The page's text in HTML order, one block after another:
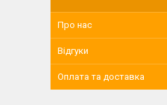
Про нас
Відгуки
Оплата та доставка